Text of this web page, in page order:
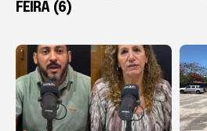
FEIRA (6)